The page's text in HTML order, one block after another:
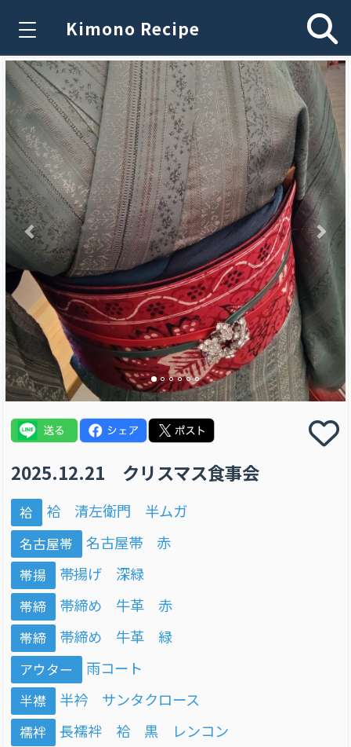
Kimono Recipe
Previous
2025.12.21 クリスマス食事会
袷 袷 清左衛門 半ムガ
名古屋帯 名古屋帯 赤
帯揚 帯揚げ 深緑
帯締 帯締め 牛革 赤
帯締 帯締め 牛革 緑
アウター 雨コート
半襟 半衿 サンタクロース
襦袢 長襦袢 袷 黒 レンコン